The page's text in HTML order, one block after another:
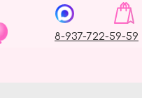
8-937-722-59-59